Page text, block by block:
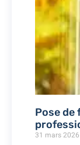
Pose
31 mars 2026